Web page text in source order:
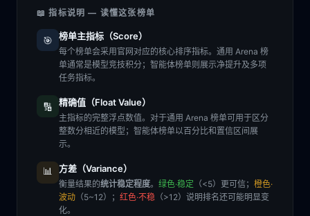
📖 指标说明 — 读懂这张榜单
🎯 榜单主指标（Score）
每个榜单会采用官网对应的核心排序指标。通用 Arena 榜
单通常是模型竞技积分；智能体榜单则展示净提升及多项
任务指标。
🔢 精确值（Float Value）
主指标的完整浮点数值。对于通用 Arena 榜单可用于区分
整数分相近的模型；智能体榜单以百分比和置信区间展
示。
📊 方差（Variance）
衡量结果的统计稳定程度。 绿色·稳定 （<5）更可信； 橙色·
波动 （5~12）； 红色·不稳 （>12）说明排名还可能明显变
化。